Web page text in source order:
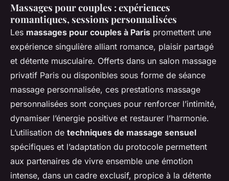
Massages pour couples : expériences
romantiques, sessions personnalisées
Les massages pour couples à Paris promettent une
expérience singulière alliant romance, plaisir partagé
et détente musculaire. Offerts dans un salon massage
privatif Paris ou disponibles sous forme de séance
massage personnalisée, ces prestations massage
personnalisées sont conçues pour renforcer l’intimité,
dynamiser l’énergie positive et restaurer l’harmonie.
L’utilisation de techniques de massage sensuel
spécifiques et l’adaptation du protocole permettent
aux partenaires de vivre ensemble une émotion
intense, dans un cadre exclusif, propice à la détente